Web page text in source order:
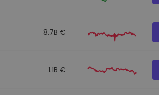
8.7B €
1.1B €